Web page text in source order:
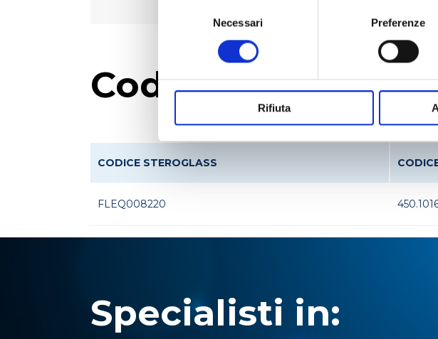
Necessari Preferenze
Rifiuta
Codici prodotto
CODICE STEROGLASS
FLEQ008220
Specialisti in: